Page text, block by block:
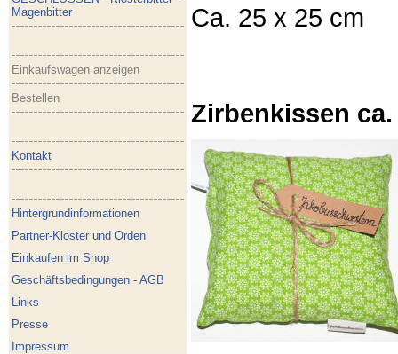
Magenbitter
Einkaufswagen anzeigen
Bestellen
Kontakt
Hintergrundinformationen
Partner-Klöster und Orden
Einkaufen im Shop
Geschäftsbedingungen - AGB
Links
Presse
Impressum
Ca. 25 x 25 cm
Zirbenkissen